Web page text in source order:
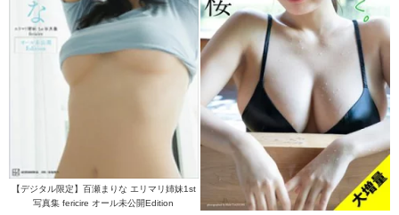
【デジタル限定】百瀬まりな エリマリ姉妹1st
写真集 fericire オール未公開Edition